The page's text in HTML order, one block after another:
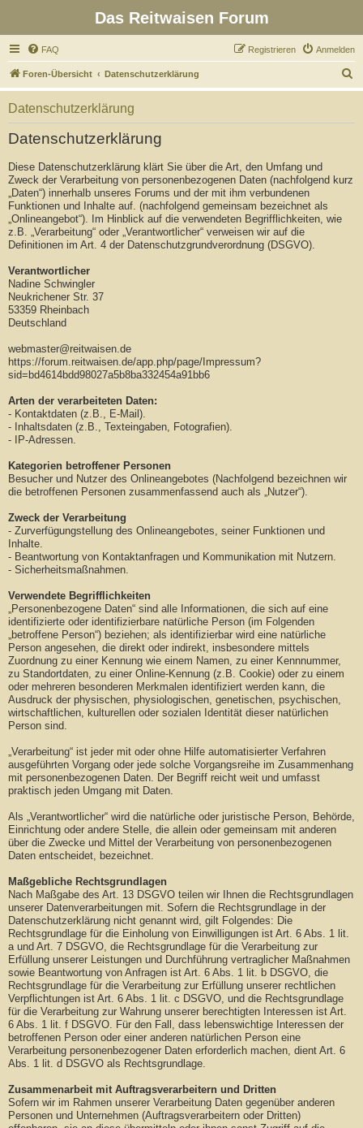
Das Reitwaisen Forum
FAQ Anmelden
Registrieren
Foren-Übersicht Datenschutzerklärung
u
Datenschutzerklärung
Datenschutzerklärung
Diese Datenschutzerklärung klärt Sie über die Art, den Umfang und
Zweck der Verarbeitung von personenbezogenen Daten (nachfolgend kurz
„Daten“) innerhalb unseres Forums und der mit ihm verbundenen
Funktionen und Inhalte auf. (nachfolgend gemeinsam bezeichnet als
„Onlineangebot“). Im Hinblick auf die verwendeten Begrifflichkeiten, wie
z.B. „Verarbeitung“ oder „Verantwortlicher“ verweisen wir auf die
Definitionen im Art. 4 der Datenschutzgrundverordnung (DSGVO).
Verantwortlicher
Nadine Schwingler
Neukrichener Str. 37
53359 Rheinbach
Deutschland
webmaster@reitwaisen.de
https://forum.reitwaisen.de/app.php/page/Impressum?
sid=bd4614bdd98027a5b8ba332454a91bb6
Arten der verarbeiteten Daten:
- Kontaktdaten (z.B., E-Mail).
- Inhaltsdaten (z.B., Texteingaben, Fotografien).
- IP-Adressen.
Kategorien betroffener Personen
Besucher und Nutzer des Onlineangebotes (Nachfolgend bezeichnen wir
die betroffenen Personen zusammenfassend auch als „Nutzer“).
Zweck der Verarbeitung
- Zurverfügungstellung des Onlineangebotes, seiner Funktionen und
Inhalte.
- Beantwortung von Kontaktanfragen und Kommunikation mit Nutzern.
- Sicherheitsmaßnahmen.
Verwendete Begrifflichkeiten
„Personenbezogene Daten“ sind alle Informationen, die sich auf eine
identifizierte oder identifizierbare natürliche Person (im Folgenden
„betroffene Person“) beziehen; als identifizierbar wird eine natürliche
Person angesehen, die direkt oder indirekt, insbesondere mittels
Zuordnung zu einer Kennung wie einem Namen, zu einer Kennnummer,
zu Standortdaten, zu einer Online-Kennung (z.B. Cookie) oder zu einem
oder mehreren besonderen Merkmalen identifiziert werden kann, die
Ausdruck der physischen, physiologischen, genetischen, psychischen,
wirtschaftlichen, kulturellen oder sozialen Identität dieser natürlichen
Person sind.
„Verarbeitung“ ist jeder mit oder ohne Hilfe automatisierter Verfahren
ausgeführten Vorgang oder jede solche Vorgangsreihe im Zusammenhang
mit personenbezogenen Daten. Der Begriff reicht weit und umfasst
praktisch jeden Umgang mit Daten.
Als „Verantwortlicher“ wird die natürliche oder juristische Person, Behörde,
Einrichtung oder andere Stelle, die allein oder gemeinsam mit anderen
über die Zwecke und Mittel der Verarbeitung von personenbezogenen
Daten entscheidet, bezeichnet.
Maßgebliche Rechtsgrundlagen
Nach Maßgabe des Art. 13 DSGVO teilen wir Ihnen die Rechtsgrundlagen
unserer Datenverarbeitungen mit. Sofern die Rechtsgrundlage in der
Datenschutzerklärung nicht genannt wird, gilt Folgendes: Die
Rechtsgrundlage für die Einholung von Einwilligungen ist Art. 6 Abs. 1 lit.
a und Art. 7 DSGVO, die Rechtsgrundlage für die Verarbeitung zur
Erfüllung unserer Leistungen und Durchführung vertraglicher Maßnahmen
sowie Beantwortung von Anfragen ist Art. 6 Abs. 1 lit. b DSGVO, die
Rechtsgrundlage für die Verarbeitung zur Erfüllung unserer rechtlichen
Verpflichtungen ist Art. 6 Abs. 1 lit. c DSGVO, und die Rechtsgrundlage
für die Verarbeitung zur Wahrung unserer berechtigten Interessen ist Art.
6 Abs. 1 lit. f DSGVO. Für den Fall, dass lebenswichtige Interessen der
betroffenen Person oder einer anderen natürlichen Person eine
Verarbeitung personenbezogener Daten erforderlich machen, dient Art. 6
Abs. 1 lit. d DSGVO als Rechtsgrundlage.
Zusammenarbeit mit Auftragsverarbeitern und Dritten
Sofern wir im Rahmen unserer Verarbeitung Daten gegenüber anderen
Personen und Unternehmen (Auftragsverarbeitern oder Dritten)